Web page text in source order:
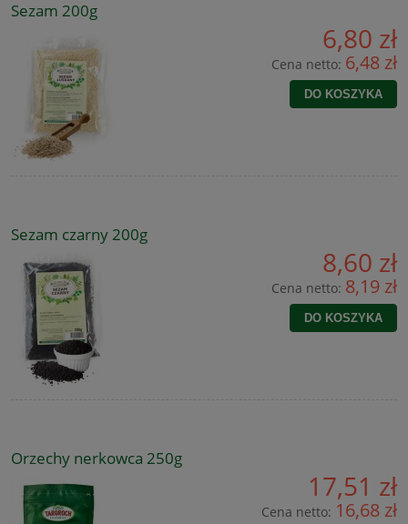
Sezam 200g
6,80 zł
Cena netto: 6,48 zł
DO KOSZYKA
Sezam czarny 200g
8,60 zł
Cena netto: 8,19 zł
DO KOSZYKA
Orzechy nerkowca 250g
17,51 zł
Cena netto: 16,68 zł